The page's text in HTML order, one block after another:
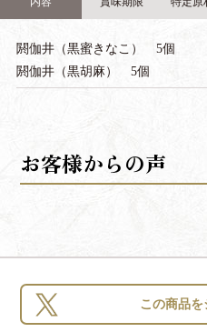
内容 賞味期限 特定原
閼伽井（黒蜜きなこ） 5個
閼伽井（黒胡麻） 5個
この商品を